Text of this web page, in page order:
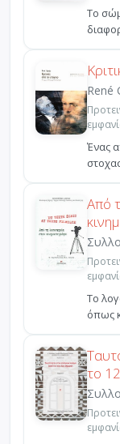
Το
René
Ένας
Από
Το
όπως
της
το